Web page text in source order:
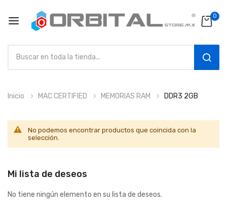
0
alInicio MAC CERTIFIED MEMORIAS RAM DDR3 2GB
No podemos encontrar productos que coincida con la
selección.
Mi lista de deseos
No tiene ningún elemento en su lista de deseos.